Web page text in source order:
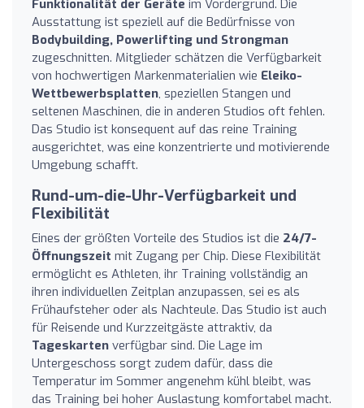
Funktionalität der Geräte im Vordergrund. Die
Ausstattung ist speziell auf die Bedürfnisse von
Bodybuilding, Powerlifting und Strongman
zugeschnitten. Mitglieder schätzen die Verfügbarkeit
von hochwertigen Markenmaterialien wie Eleiko-
Wettbewerbsplatten, speziellen Stangen und
seltenen Maschinen, die in anderen Studios oft fehlen.
Das Studio ist konsequent auf das reine Training
ausgerichtet, was eine konzentrierte und motivierende
Umgebung schafft.
Rund-um-die-Uhr-Verfügbarkeit und
Flexibilität
Eines der größten Vorteile des Studios ist die 24/7-
Öffnungszeit mit Zugang per Chip. Diese Flexibilität
ermöglicht es Athleten, ihr Training vollständig an
ihren individuellen Zeitplan anzupassen, sei es als
Frühaufsteher oder als Nachteule. Das Studio ist auch
für Reisende und Kurzzeitgäste attraktiv, da
Tageskarten verfügbar sind. Die Lage im
Untergeschoss sorgt zudem dafür, dass die
Temperatur im Sommer angenehm kühl bleibt, was
das Training bei hoher Auslastung komfortabel macht.